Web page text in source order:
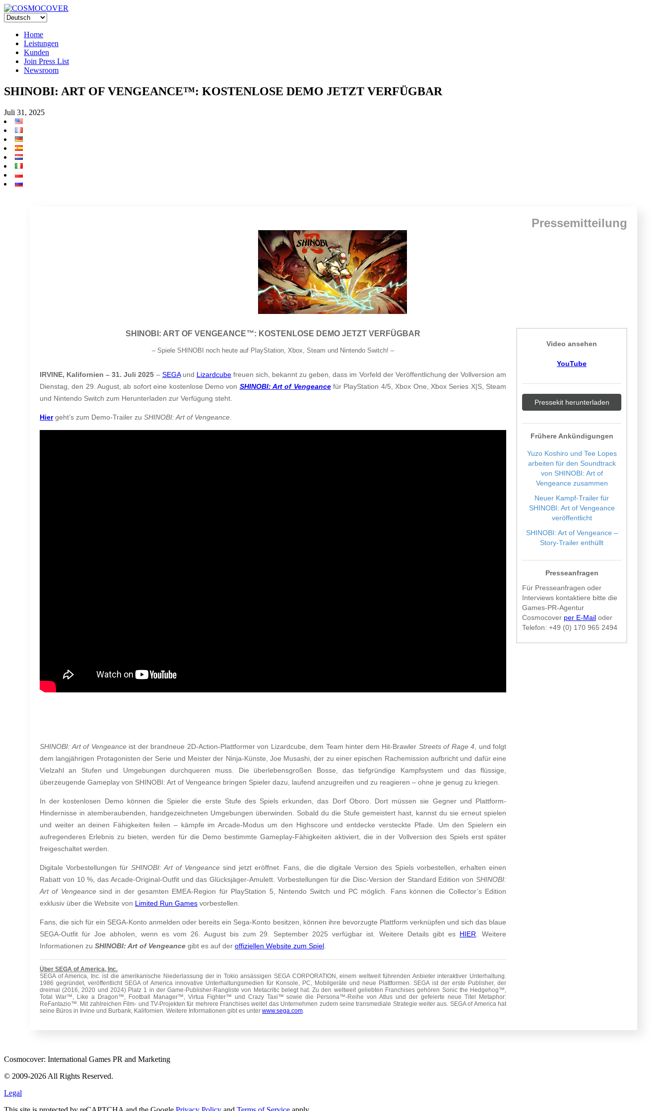
Home
Leistungen
Kunden
Join Press List
Newsroom
SHINOBI: ART OF VENGEANCE™: KOSTENLOSE DEMO JETZT VERFÜGBAR
Juli 31, 2025
Pressemitteilung
SHINOBI: ART OF VENGEANCE™: KOSTENLOSE DEMO JETZT VERFÜGBAR
– Spiele SHINOBI noch heute auf PlayStation, Xbox, Steam und Nintendo Switch! –
IRVINE, Kalifornien – 31. Juli 2025 – SEGAund Lizardcubefreuen sich, bekannt zu geben, dass im Vorfeld der Veröffentlichung der Vollversion am
Dienstag, den 29. August, ab sofort eine kostenlose Demo von SHINOBI: Art of Vengeancefür PlayStation 4/5, Xbox One, Xbox Series X|S, Steam
und Nintendo Switch zum Herunterladen zur Verfügung steht.
Hiergeht’s zum Demo-Trailer zu SHINOBI: Art of Vengeance
SHINOBI: Art of Vengeanceist der brandneue 2D-Action-Plattformer von Lizardcube, dem Team hinter dem Hit-Brawler Streets of Rage 4 , und folgt
dem langjährigen Protagonisten der Serie und Meister der Ninja-Künste, Joe Musashi, der zu einer epischen Rachemission aufbricht und dafür eine
Vielzahl an Stufen und Umgebungen durchqueren muss. Die überlebensgroßen Bosse, das tiefgründige Kampfsystem und das flüssige,
überzeugende Gameplay von SHINOBI: Art of Vengeance bringen Spieler dazu, laufend anzugreifen und zu reagieren – ohne je genug zu kriegen.
In der kostenlosen Demo können die Spieler die erste Stufe des Spiels erkunden, das Dorf Oboro. Dort müssen sie Gegner und Plattform-
Hindernisse in atemberaubenden, handgezeichneten Umgebungen überwinden. Sobald du die Stufe gemeistert hast, kannst du sie erneut spielen
und weiter an deinen Fähigkeiten feilen – kämpfe im Arcade-Modus um den Highscore und entdecke versteckte Pfade. Um den Spielern ein
aufregenderes Erlebnis zu bieten, werden für die Demo bestimmte Gameplay-Fähigkeiten aktiviert, die in der Vollversion des Spiels erst später
freigeschaltet werden.
Digitale Vorbestellungen für SHINOBI: Art of Vengeancesind jetzt eröffnet. Fans, die die digitale Version des Spiels vorbestellen, erhalten einen
Rabatt von 10 %, das Arcade-Original-Outfit und das Glücksjäger-Amulett. Vorbestellungen für die Disc-Version der Standard Edition von SHINOBI:
Art of Vengeancesind in der gesamten EMEA-Region für PlayStation 5, Nintendo Switch und PC möglich. Fans können die Collector’s Edition
exklusiv über die Website von Limited Run Games vorbestellen.
Fans, die sich für ein SEGA-Konto anmelden oder bereits ein Sega-Konto besitzen, können ihre bevorzugte Plattform verknüpfen und sich das blaue
SEGA-Outfit für Joe abholen, wenn es vom 26. August bis zum 29. September 2025 verfügbar ist. Weitere Details gibt es HIER . Weitere
Informationen zu SHINOBI: Art of Vengeance gibt es auf der offiziellen Website zum Spiel
Über SEGA of America, Inc.
SEGA of America, Inc. ist die amerikanische Niederlassung der in Tokio ansässigen SEGA CORPORATION, einem weltweit führenden Anbieter interaktiver Unterhaltung.
1986 gegründet, veröffentlicht SEGA of America innovative Unterhaltungsmedien für Konsole, PC, Mobilgeräte und neue Plattformen. SEGA ist der erste Publisher, der
dreimal (2016, 2020 und 2024) Platz 1 in der Game-Publisher-Rangliste von Metacritic belegt hat. Zu den weltweit geliebten Franchises gehören Sonic the Hedgehog™,
Total War™, Like a Dragon™, Football Manager™, Virtua Fighter™ und Crazy Taxi™ sowie die Persona™-Reihe von Atlus und der gefeierte neue Titel Metaphor:
ReFantazio™. Mit zahlreichen Film- und TV-Projekten für mehrere Franchises weitet das Unternehmen zudem seine transmediale Strategie weiter aus. SEGA of America hat
seine Büros in Irvine und Burbank, Kalifornien. Weitere Informationen gibt es unter www.sega.com.
Video ansehen
YouTube
Pressekit herunterladen
Frühere Ankündigungen
Yuzo Koshiro und Tee Lopes
arbeiten für den Soundtrack
von SHINOBI: Art of
Vengeance zusammen
Neuer Kampf-Trailer für
SHINOBI: Art of Vengeance
veröffentlicht
SHINOBI: Art of Vengeance –
Story-Trailer enthüllt
Presseanfragen
Für Presseanfragen oder
Interviews kontaktiere bitte die
Games-PR-Agentur
Cosmocover per E-Mail oder
Telefon: +49 (0) 170 965 2494
Cosmocover: International Games PR and Marketing
© 2009-2026 All Rights Reserved.
Legal